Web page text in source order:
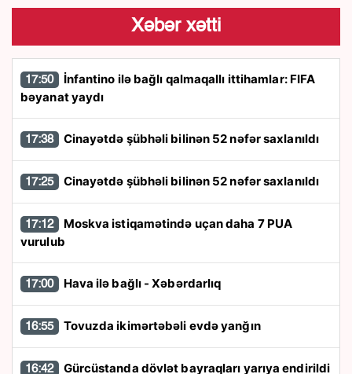
Xəbər xətti
17:50
bəyanat yaydı
17:38 Cinayətdə şübhəli bilinən 52 nəfər saxlanıldı
17:25 Cinayətdə şübhəli bilinən 52 nəfər saxlanıldı
17:12
vurulub
17:00 Hava ilə bağlı - Xəbərdarlıq
16:55 Tovuzda ikimərtəbəli evdə yanğın
16:42 Gürcüstanda dövlət bayraqları yarıya endirildi